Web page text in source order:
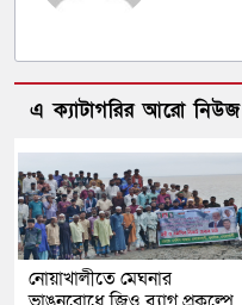
এ ক্যাটাগরির আরো নিউজ
নোয়াখালীতে মেঘনার